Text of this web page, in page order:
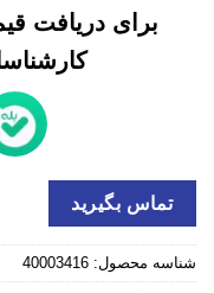
برای دریافت
تماس بگیرید
شناسه محصول: 40003416